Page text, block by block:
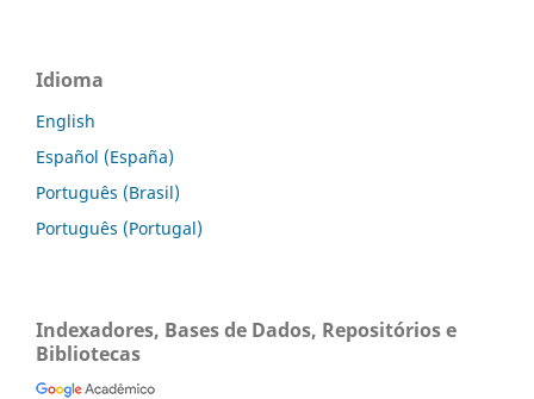
Idioma
English
Español (España)
Português (Brasil)
Português (Portugal)
Indexadores, Bases de Dados, Repositórios e
Bibliotecas